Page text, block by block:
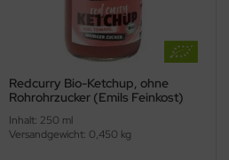
Redcurry Bio-Ketchup, ohne
Rohrohrzucker (Emils Feinkost)
Inhalt: 250 ml
Versandgewicht: 0,450 kg